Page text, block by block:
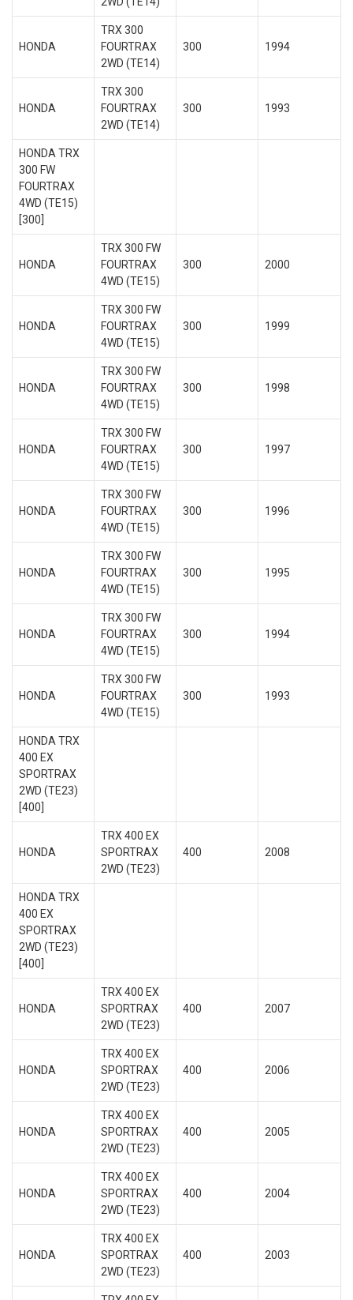
HONDA
TRX 300
FOURTRAX
2WD (TE14)
300 1994
HONDA
TRX 300
FOURTRAX
2WD (TE14)
300 1993
HONDA TRX
300 FW
FOURTRAX
4WD (TE15)
[300]
HONDA
TRX 300 FW
FOURTRAX
4WD (TE15)
300 2000
HONDA
TRX 300 FW
FOURTRAX
4WD (TE15)
300 1999
HONDA
TRX 300 FW
FOURTRAX
4WD (TE15)
300 1998
HONDA
TRX 300 FW
FOURTRAX
4WD (TE15)
300 1997
HONDA
TRX 300 FW
FOURTRAX
4WD (TE15)
300 1996
HONDA
TRX 300 FW
FOURTRAX
4WD (TE15)
300 1995
HONDA
TRX 300 FW
FOURTRAX
4WD (TE15)
300 1994
HONDA
TRX 300 FW
FOURTRAX
4WD (TE15)
300 1993
HONDA TRX
400 EX
SPORTRAX
2WD (TE23)
[400]
HONDA
TRX 400 EX
SPORTRAX
2WD (TE23)
400 2008
HONDA TRX
400 EX
SPORTRAX
2WD (TE23)
[400]
HONDA
TRX 400 EX
SPORTRAX
2WD (TE23)
400 2007
HONDA
TRX 400 EX
SPORTRAX
2WD (TE23)
400 2006
HONDA
TRX 400 EX
SPORTRAX
2WD (TE23)
400 2005
HONDA
TRX 400 EX
SPORTRAX
2WD (TE23)
400 2004
HONDA
TRX 400 EX
SPORTRAX
2WD (TE23)
400 2003